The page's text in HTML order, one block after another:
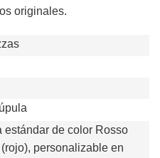
originales.
estándar de color Rosso
personalizable en